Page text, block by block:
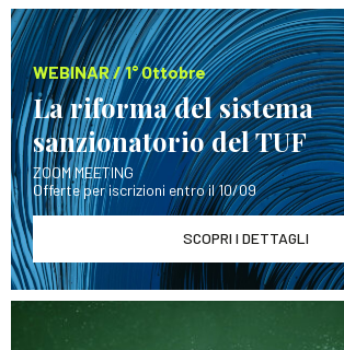
WEBINAR / 1° Ottobre
La riforma del sistema
sanzionatorio del TUF
ZOOM MEETING
Offerte per iscrizioni entro il 10/09
SCOPRI I DETTAGLI